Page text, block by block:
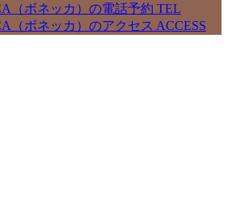
TEL
ACCESS